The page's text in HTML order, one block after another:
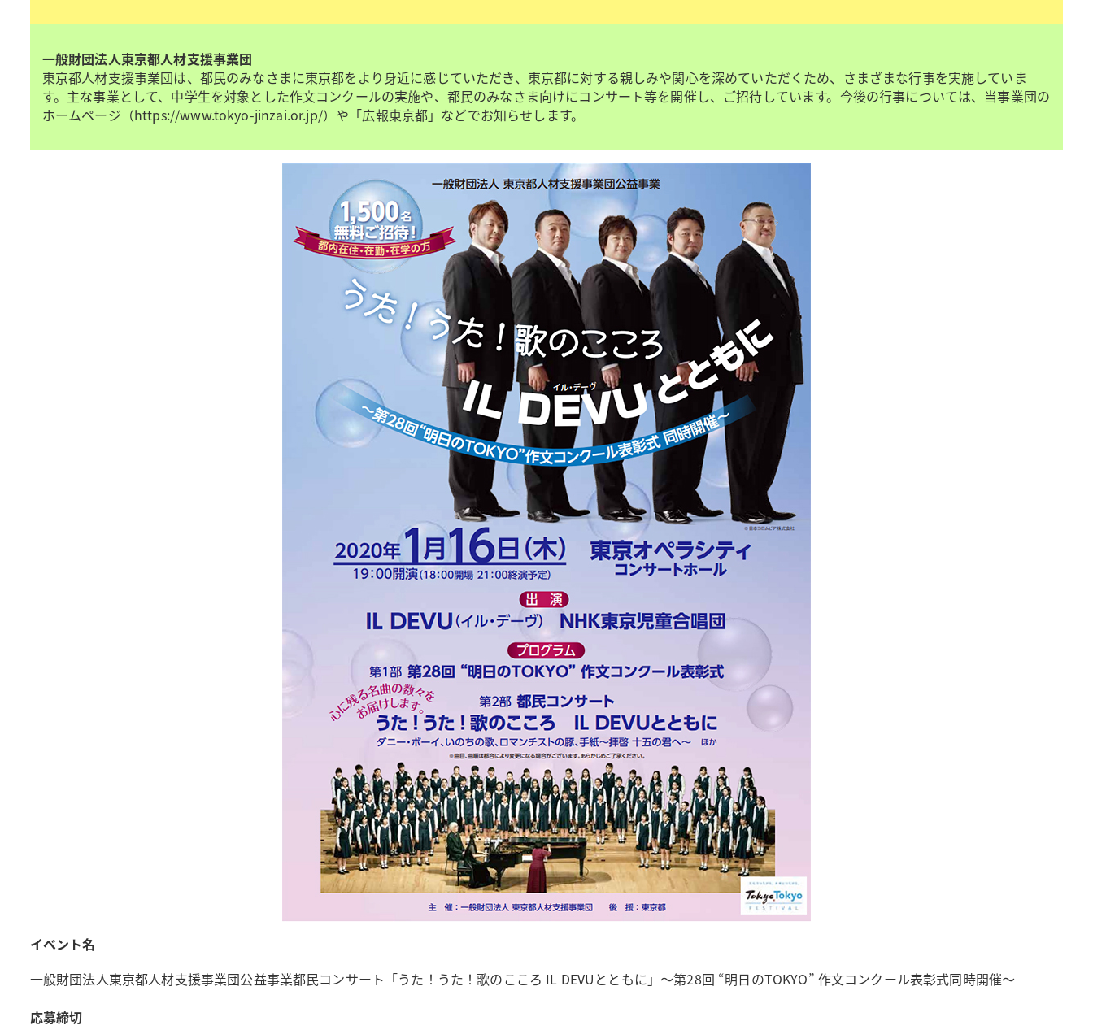
一般財団法人東京都人材支援事業団
東京都人材支援事業団は、都民のみなさまに東京都をより身近に感じていただき、東京都に対する親しみや関心を深めていただくため、さまざまな行事を実施していま
す。主な事業として、中学生を対象とした作文コンクールの実施や、都民のみなさま向けにコンサート等を開催し、ご招待しています。今後の行事については、当事業団の
ホームページ（https://www.tokyo-jinzai.or.jp/）や「広報東京都」などでお知らせします。
イベント名
一般財団法人東京都人材支援事業団公益事業都民コンサート「うた！うた！歌のこころ IL DEVUとともに」～第28回 “明日のTOKYO” 作文コンクール表彰式同時開催～
応募締切